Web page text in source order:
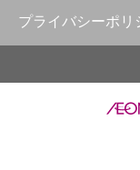
プライバシーポリ